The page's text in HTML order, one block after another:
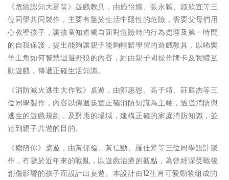
《危險認知大富翁》遊戲教具，由施怡媗、張永穎、鍾欣宜等三
位同學共同製作，主要有鑒於生活中隱性的危險，需要父母們用
心教導孩子，讓孩童知道獨自面對危險時的行為處理及第一時間
的自我保護，提出能夠讓親子能夠輕鬆學習的遊戲教具，以咘樂
羊主角如何智慧迴避野狼的內容，經由親子間操作牌卡及實體互
動遊戲，傳遞正確生活知識。
《消防滅火逃生大作戰》桌遊，由鄭惠恩、高子靖、莊庭杰等三
位同學製作，內容以傳遞孩童正確消防知識為主軸，透過消防與
逃生的遊戲規劃，及對應的場域，建構正確的家庭消防知識，並
達到親子共遊的目的。
《癒箭你》桌遊，由黃郁倫、黃信勳、羅佳昇等三位同學設計製
作，有鑒於近年來的戰亂，以遊戲治療的觀點，為曾經深受戰後
創傷影響的孩子而設計出桌遊。本設計由12生肖可愛動物組成的